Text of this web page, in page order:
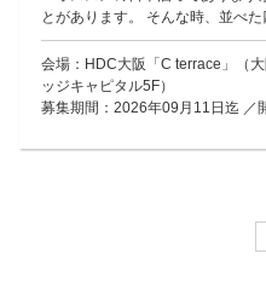
とがあります。 そんな時、並べ
会場：HDC大阪「C terrace」（
ッジキャピタル5F）
募集期間：2026年09月11日迄 ／